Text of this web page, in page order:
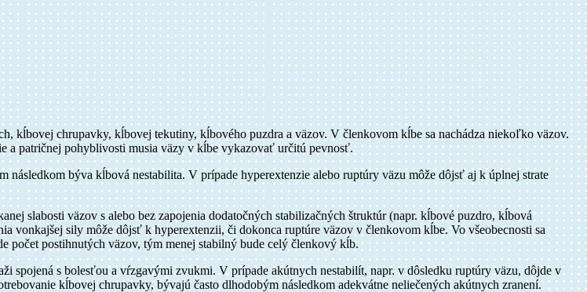
kĺbovej chrupavky, kĺbovej tekutiny, kĺbového puzdra a väzov. V členkovom kĺbe sa nachádza niekoľko väzov.
a patričnej pohyblivosti musia väzy v kĺbe vykazovať určitú pevnosť.
býva kĺbová nestabilita. V prípade hyperextenzie alebo ruptúry väzu môže dôjsť aj k úplnej strate
slabosti väzov s alebo bez zapojenia dodatočných stabilizačných štruktúr (napr. kĺbové puzdro, kĺbová
vonkajšej sily môže dôjsť k hyperextenzii, či dokonca ruptúre väzov v členkovom kĺbe. Vo všeobecnosti sa
postihnutých väzov, tým menej stabilný bude celý členkový kĺb.
spojená s bolesťou a vŕzgavými zvukmi. V prípade akútnych nestabilít, napr. v dôsledku ruptúry väzu, dôjde v
kĺbovej chrupavky, bývajú často dlhodobým následkom adekvátne neliečených akútnych zranení.